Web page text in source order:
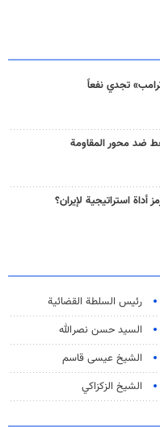
تجدي نفعاً
ضد محور المقاومة
استراتيجية لإيران؟
رئیس السلطة القضائیة
السيد حسن نصرالله
الشيخ عيسى قاسم
الشيخ الزكزاكي